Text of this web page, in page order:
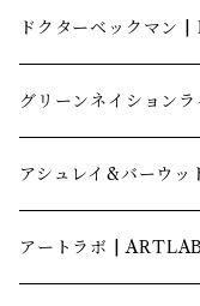
ドクターベックマン
グリーンネイション
アシュレイ&バーウ
アートラボ |